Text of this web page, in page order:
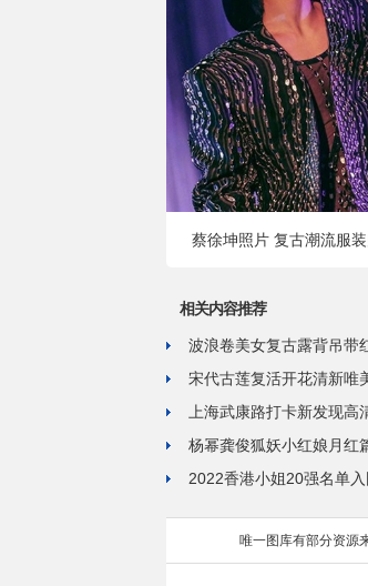
蔡徐坤照片 复古潮流服
相关内容推荐
波浪卷美女复古露背吊带
宋代古莲复活开花清新唯
上海武康路打卡新发现高
杨幂龚俊狐妖小红娘月红
2022香港小姐20强名单
唯一图库有部分资源